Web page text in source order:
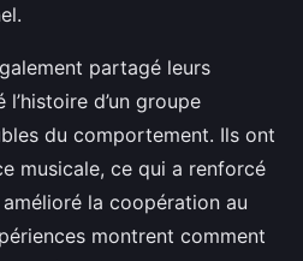
partagé leurs
l’histoire d’un groupe
du comportement. Ils ont
musicale, ce qui a renforcé
la coopération au
montrent comment